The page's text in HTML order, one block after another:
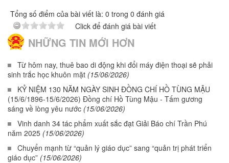
Tổng số điểm của bài viết là: 0 trong 0 đánh giá
Click để đánh giá bài viết
NHỮNG TIN MỚI HƠN
Từ hôm nay, thuê bao di động khi đổi máy điện thoại sẽ phải
sinh trắc học khuôn mặt (15/06/2026)
KỶ NIỆM 130 NĂM NGÀY SINH ĐỒNG CHÍ HỒ TÙNG MẬU
(15/6/1896-15/6/2026) Đồng chí Hồ Tùng Mậu - Tấm gương
sáng về lòng yêu nước (15/06/2026)
Vinh danh 34 tác phẩm xuất sắc đạt Giải Báo chí Trần Phú
năm 2025 (15/06/2026)
Chuyển mạnh từ “quản lý giáo dục” sang “quản trị phát triển
giáo dục” (15/06/2026)